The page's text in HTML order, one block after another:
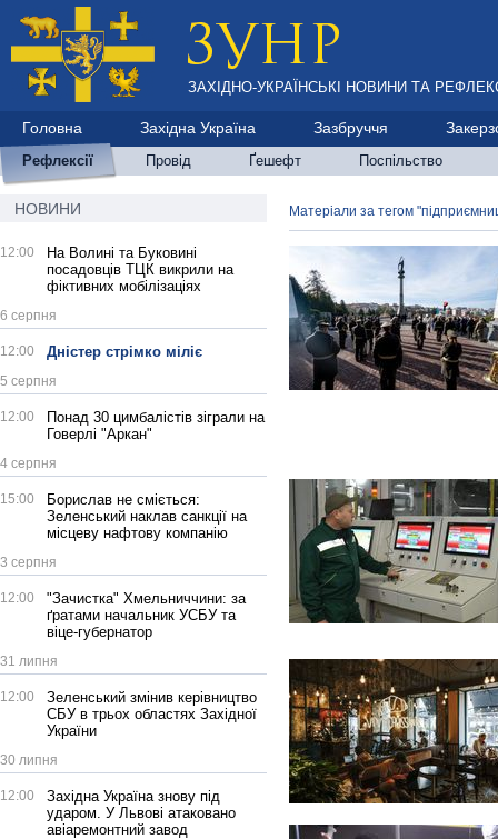
ЗАХІДНО-УКРАЇНСЬКІ НОВИНИ ТА
Головна Західна Україна Зазбруччя
Рефлексії Провід Ґешефт Поспільство
НОВИНИ
12:00
На Волині та Буковині
посадовців ТЦК викрили на
фіктивних мобілізаціях
6 серпня
12:00 Дністер стрімко міліє
5 серпня
12:00
Понад 30 цимбалістів зіграли на
Говерлі "Аркан"
4 серпня
15:00
Борислав не сміється:
Зеленський наклав санкції на
місцеву нафтову компанію
3 серпня
12:00
"Зачистка" Хмельниччини: за
ґратами начальник УСБУ та
віце-губернатор
31 липня
12:00
Зеленський змінив керівництво
СБУ в трьох областях Західної
України
30 липня
12:00
Західна Україна знову під
ударом. У Львові атаковано
авіаремонтний завод
Матеріали за тегом